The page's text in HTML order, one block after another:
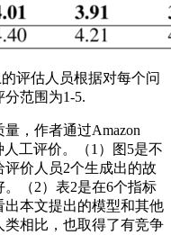
评估人员根据对每个问
范围为1-5.
，作者通过Amazon
工评价。（1）图5是不
价人员2个生成出的故
（2）表2是在6个指标
出本文提出的模型和其他
相比，也取得了有竞争